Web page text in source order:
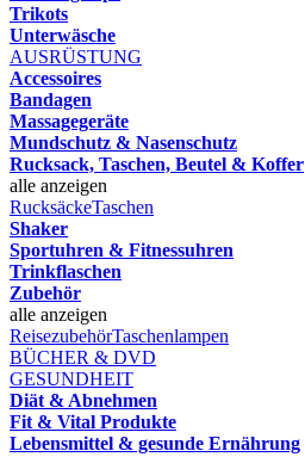
Trikots
Unterwäsche
AUSRÜSTUNG
Accessoires
Bandagen
Massagegeräte
Mundschutz & Nasenschutz
Rucksack, Taschen, Beutel & Koffer
alle anzeigen
RucksäckeTaschen
Shaker
Sportuhren & Fitnessuhren
Trinkflaschen
Zubehör
alle anzeigen
ReisezubehörTaschenlampen
BÜCHER & DVD
GESUNDHEIT
Diät & Abnehmen
Fit & Vital Produkte
Lebensmittel & gesunde Ernährung